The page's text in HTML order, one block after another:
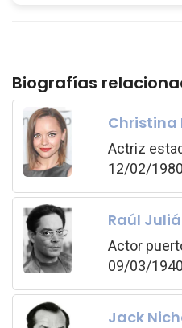
Biografías
Christina
Actriz
12/02/
Raúl Juliá
Actor
09/03/
Jack